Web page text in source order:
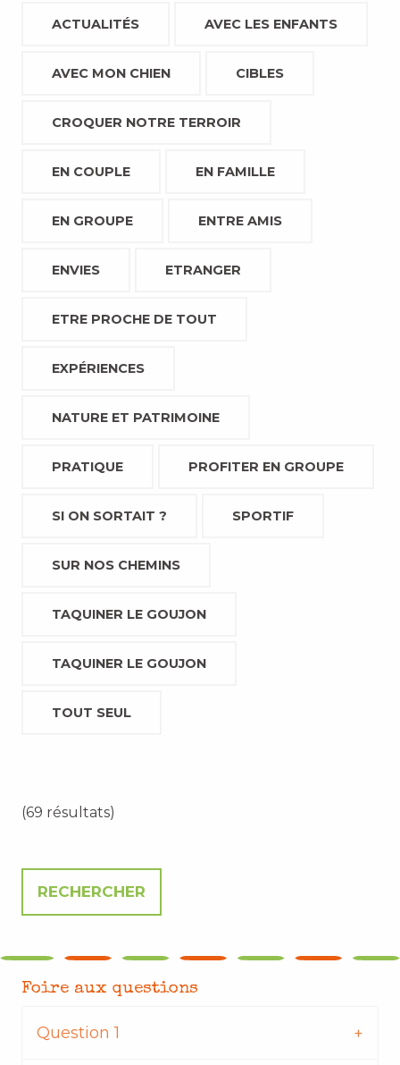
ACTUALITÉS AVEC LES ENFANTS
AVEC MON CHIEN CIBLES
CROQUER NOTRE TERROIR
EN COUPLE EN FAMILLE
EN GROUPE ENTRE AMIS
ENVIES ETRANGER
ETRE PROCHE DE TOUT
EXPÉRIENCES
NATURE ET PATRIMOINE
PRATIQUE PROFITER EN GROUPE
SI ON SORTAIT ? SPORTIF
SUR NOS CHEMINS
TAQUINER LE GOUJON
TAQUINER LE GOUJON
TOUT SEUL
(69 résultats)
Foire aux questions
Question 1